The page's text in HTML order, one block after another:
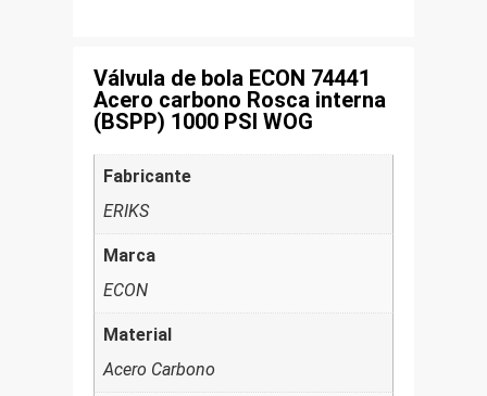
Válvula de bola ECON 74441
Acero carbono Rosca interna
(BSPP) 1000 PSI WOG
Fabricante
ERIKS
Marca
ECON
Material
Acero Carbono